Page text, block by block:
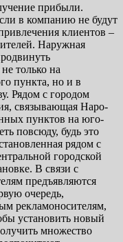
прибыли.
в компанию не будут
клиентов –
Наружная
только на
пункта, но и в
Рядом с городом
связывающая Наро-
пунктов на юго-
повсюду, будь это
рядом с
городской
В связи с
предъявляются
очередь,
рекламоносителям,
установить новый
множество